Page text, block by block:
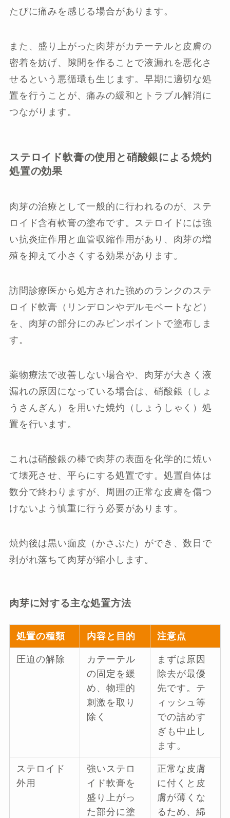
たびに痛みを感じる場合があります。
また、盛り上がった肉芽がカテーテルと皮膚の
密着を妨げ、隙間を作ることで液漏れを悪化さ
せるという悪循環も生じます。早期に適切な処
置を行うことが、痛みの緩和とトラブル解消に
つながります。
ステロイド軟膏の使用と硝酸銀による焼灼
処置の効果
肉芽の治療として一般的に行われるのが、ステ
ロイド含有軟膏の塗布です。ステロイドには強
い抗炎症作用と血管収縮作用があり、肉芽の増
殖を抑えて小さくする効果があります。
訪問診療医から処方された強めのランクのステ
ロイド軟膏（リンデロンやデルモベートなど）
を、肉芽の部分にのみピンポイントで塗布しま
す。
薬物療法で改善しない場合や、肉芽が大きく液
漏れの原因になっている場合は、硝酸銀（しょ
うさんぎん）を用いた焼灼（しょうしゃく）処
置を行います。
これは硝酸銀の棒で肉芽の表面を化学的に焼い
て壊死させ、平らにする処置です。処置自体は
数分で終わりますが、周囲の正常な皮膚を傷つ
けないよう慎重に行う必要があります。
焼灼後は黒い痂皮（かさぶた）ができ、数日で
剥がれ落ちて肉芽が縮小します。
肉芽に対する主な処置方法
処置の種類 内容と目的 注意点
圧迫の解除
カテーテル
の固定を緩
め、物理的
刺激を取り
除く
まずは原因
除去が最優
先です。テ
ィッシュ等
での詰めす
ぎも中止し
ます。
ステロイド
外用
強いステロ
イド軟膏を
盛り上がっ
た部分に塗
正常な皮膚
に付くと皮
膚が薄くな
るため、綿